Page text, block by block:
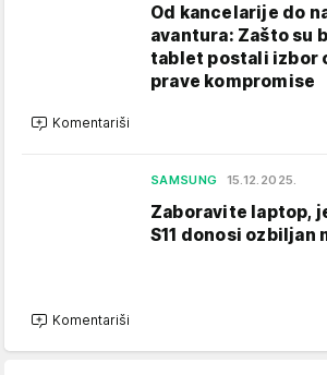
Od kancelarije do
avantura: Zašto su
tablet postali izbor
prave kompromise
Komentariši
SAMSUNG 15.12.2025.
Zaboravite laptop,
S11 donosi
Komentariši